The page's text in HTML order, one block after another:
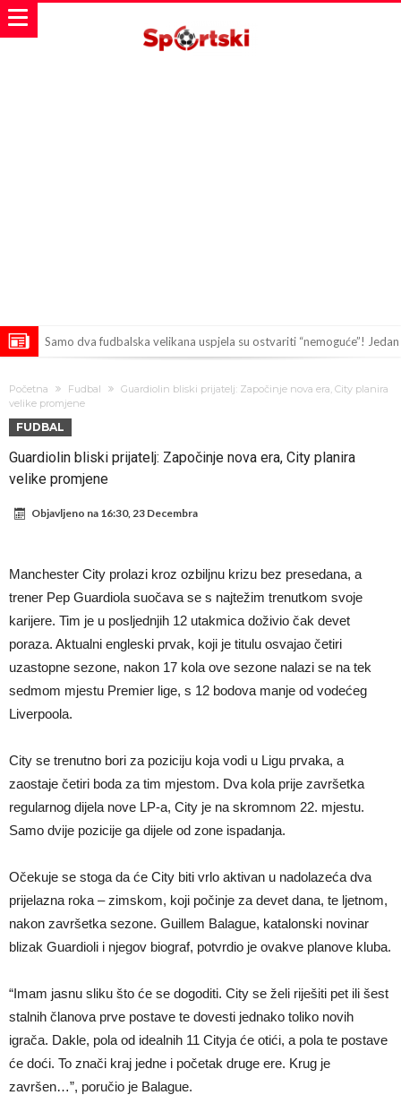
Samo dva fudbalska velikana uspjela su ostvariti “nemoguće”! Jedan
Atletico prati situaciju.
GOTOVO JE! Čelsi dovodi novog lijevog beka – transfer vrijedan 21
milion eura
Atletico Madrid donosi neočekivanu odluku!
Rafael Leao dobio novu ponudu iz Turske
niko do sada, bolje je da ne dolazi u Madrid!
Pobijedio Đokovića nakon 0:2 na Rolan Garosu, sada je dao
sramotan komentar na njegov račun
Direktor FIA o drami Formule 1: “Ne možemo da idemo toliko
daleko”
Početna Fudbal
Guardiolin bliski prijatelj: Započinje nova era, City planira
velike promjene
FUDBAL
Guardiolin bliski prijatelj: Započinje nova era, City planira
velike promjene
Objavljeno na 16:30, 23 Decembra
Manchester City prolazi kroz ozbiljnu krizu bez presedana, a
trener Pep Guardiola suočava se s najtežim trenutkom svoje
karijere. Tim je u posljednjih 12 utakmica doživio čak devet
poraza. Aktualni engleski prvak, koji je titulu osvajao četiri
uzastopne sezone, nakon 17 kola ove sezone nalazi se na tek
sedmom mjestu Premier lige, s 12 bodova manje od vodećeg
Liverpoola.
City se trenutno bori za poziciju koja vodi u Ligu prvaka, a
zaostaje četiri boda za tim mjestom. Dva kola prije završetka
regularnog dijela nove LP-a, City je na skromnom 22. mjestu.
Samo dvije pozicije ga dijele od zone ispadanja.
Očekuje se stoga da će City biti vrlo aktivan u nadolazeća dva
prijelazna roka – zimskom, koji počinje za devet dana, te ljetnom,
nakon završetka sezone. Guillem Balague, katalonski novinar
blizak Guardioli i njegov biograf, potvrdio je ovakve planove kluba.
“Imam jasnu sliku što će se dogoditi. City se želi riješiti pet ili šest
stalnih članova prve postave te dovesti jednako toliko novih
igrača. Dakle, pola od idealnih 11 Cityja će otići, a pola te postave
će doći. To znači kraj jedne i početak druge ere. Krug je
završen…”, poručio je Balague.